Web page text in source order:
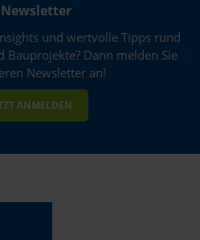
und wertvolle Tipps rund
Bauprojekte? Dann melden Sie
Newsletter an!
ANMELDEN